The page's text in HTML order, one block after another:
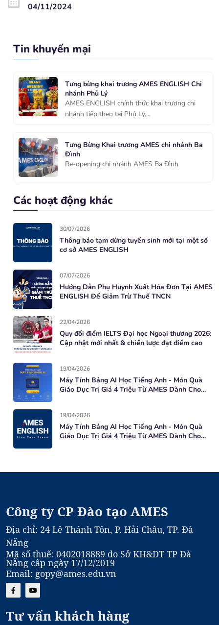
04/11/2024
Tin khuyến mại
Tưng bừng khai trương AMES ENGLISH Chi
nhánh Phủ Lý
AMES ENGLISH chính thức khai trương chi
nhánh tiếp theo tại Phủ Lý,...
Tưng Bừng Khai trương AMES chi nhánh Ba
Đình
Re-opening chi nhánh AMES Ba Đình
Các hoạt động khác
30/07/2026
Thông báo tạm dừng tuyển sinh mới tại một số
cơ sở AMES ENGLISH
07/07/2026
Hướng Dẫn Phụ Huynh Xuất Hóa Đơn Tại AMES
ENGLISH Để Giảm Trừ Thuế TNCN
22/04/2026
Quy đổi điểm IELTS Đại học Ngoại thương 2026:
Cập nhật mới nhất & chiến lược đạt điểm cao
19/04/2026
Máy Tính Bảng AI Học Tiếng Anh - Món Quà
Giáo Dục Trị Giá 4 Triệu Từ AMES Dành Cho
19/04/2026
Máy Tính Bảng AI Học Tiếng Anh - Món Quà
Giáo Dục Trị Giá 4 Triệu Từ AMES Dành Cho
Công ty CP Đào tạo AMES
Địa chỉ: 24 Lê Thánh Tôn, P. Hải Châu, TP. Đà
Nẵng
Mã số thuế: 0402018889 do Sở KH&DT TP Đà
Nẵng cấp ngày 17/12/2019
Email: gopy@ames.edu.vn
Tư vấn khách hàng